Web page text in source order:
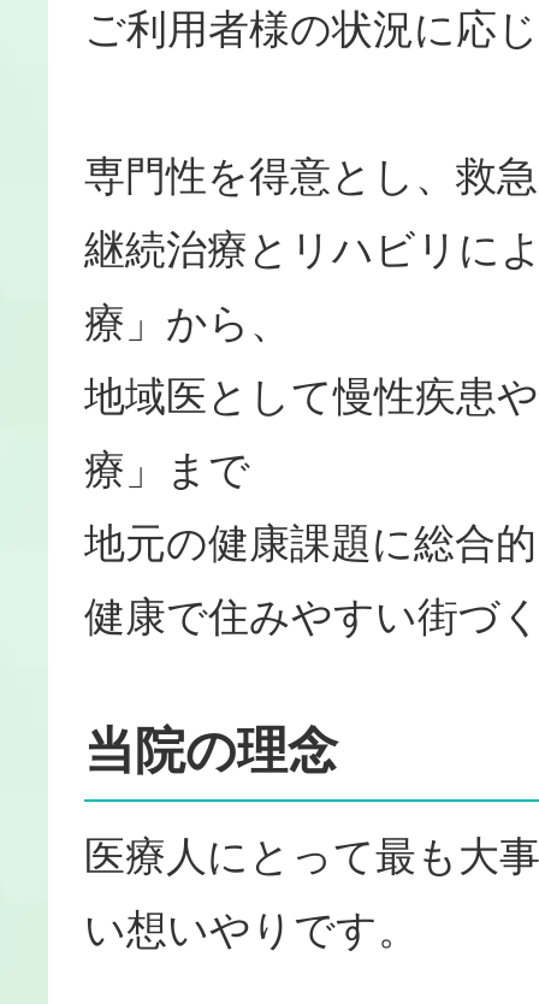
ご利用者様の状況に応
専門性を得意とし、救
継続治療とリハビリに
療」から、
地域医として慢性疾患
療」まで
地元の健康課題に総合
健康で住みやすい街づ
当院の理念
医療人にとって最も大
い想いやりです。